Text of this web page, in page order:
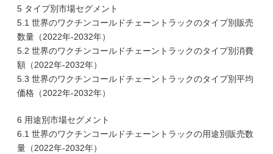
5 タイプ別市場セグメント
5.1 世界のワクチンコールドチェーントラックのタイプ別販売
数量（2022年-2032年）
5.2 世界のワクチンコールドチェーントラックのタイプ別消費
額（2022年-2032年）
5.3 世界のワクチンコールドチェーントラックのタイプ別平均
価格（2022年-2032年）
6 用途別市場セグメント
6.1 世界のワクチンコールドチェーントラックの用途別販売数
量（2022年-2032年）